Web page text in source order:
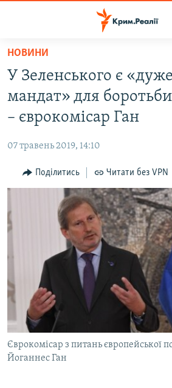
Перейти
основного
матеріалу
основної
навігації
Перейти
до
ВІДЕО ТА ФОТО
БЛОГИ
ПОГЛЯД
ВСЕ ЗА ДЕНЬ
СПЕЦПРОЕКТИ
ДЕПОРТАЦІЯ
ВІДЕОУРОКИ «ELIFBE»
СВІДЧЕННЯ ОКУПАЦІЇ
УКРАЇНСЬКА ПРОБЛЕМА КРИМУ
ІНФОГРАФІКА
ЯК ОБІЙТИ БЛОКУВАННЯ
Русский
Qırımtatar
ДОЛУЧАЙСЯ!
НОВИНИ
У Зеленського є
мандат» для
– єврокомісар Ган
07 травень 2019, 14:10
Поділитись Читати без VPN
Єврокомісар з питань європейської
Йоганнес Ган